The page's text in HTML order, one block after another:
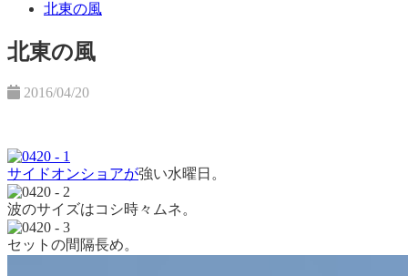
北東の風
北東の風
2016/04/20
サイドオンショアが強い水曜日。
波のサイズはコシ時々ムネ。
セットの間隔長め。